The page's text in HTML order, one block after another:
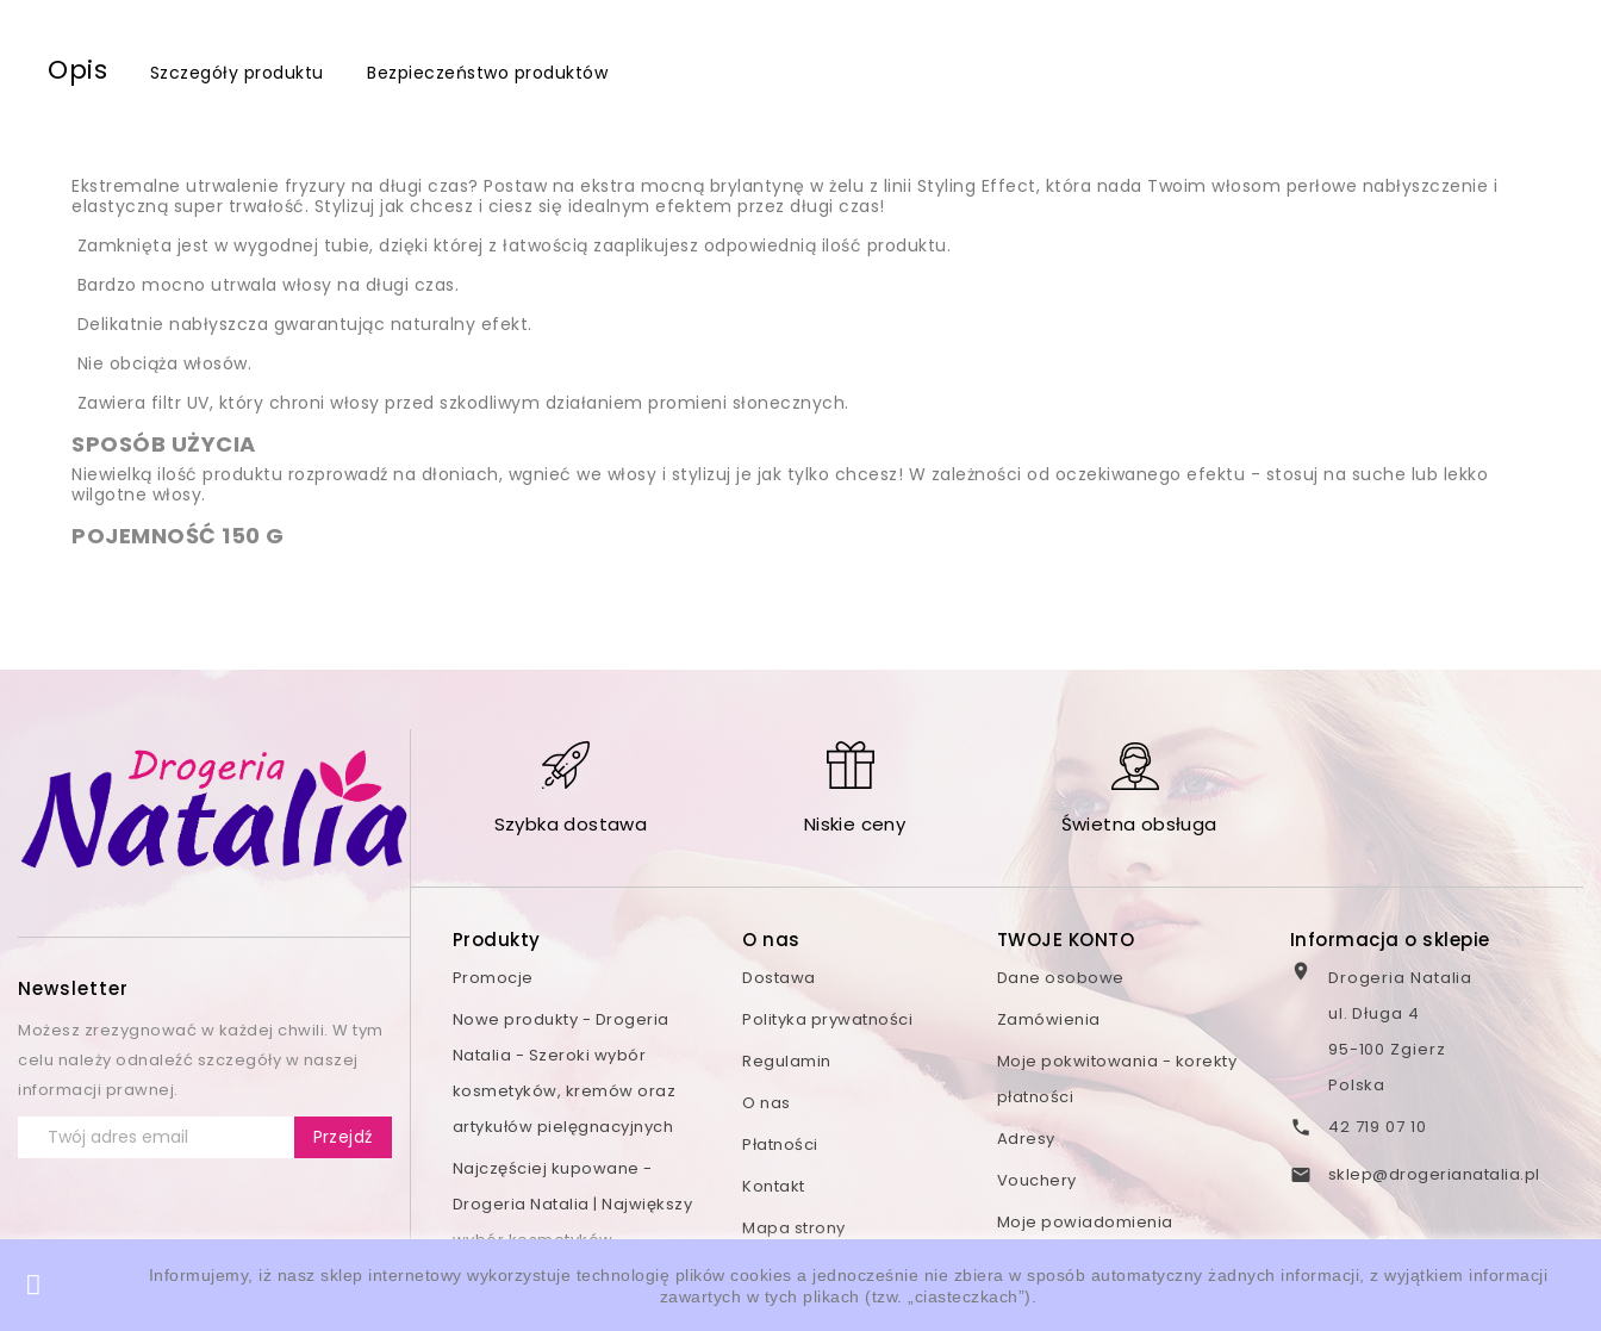
Opis Szczegóły produktu Bezpieczeństwo produktów
Ekstremalne utrwalenie fryzury na długi czas? Postaw na ekstra mocną brylantynę w żelu z linii Styling Effect, która nada Twoim włosom perłowe nabłyszczenie i
elastyczną super trwałość. Stylizuj jak chcesz i ciesz się idealnym efektem przez długi czas!
Zamknięta jest w wygodnej tubie, dzięki której z łatwością zaaplikujesz odpowiednią ilość produktu.
Bardzo mocno utrwala włosy na długi czas.
Delikatnie nabłyszcza gwarantując naturalny efekt.
Nie obciąża włosów.
Zawiera filtr UV, który chroni włosy przed szkodliwym działaniem promieni słonecznych.
SPOSÓB UŻYCIA
Niewielką ilość produktu rozprowadź na dłoniach, wgnieć we włosy i stylizuj je jak tylko chcesz! W zależności od oczekiwanego efektu - stosuj na suche lub lekko
wilgotne włosy.
POJEMNOŚĆ 150 G
Newsletter
Możesz zrezygnować w każdej chwili. W tym
celu należy odnaleźć szczegóły w naszej
informacji prawnej.
Szybka dostawa Niskie ceny Świetna obsługa
Produkty
Promocje
Nowe produkty - Drogeria
Natalia - Szeroki wybór
kosmetyków, kremów oraz
artykułów pielęgnacyjnych
Najczęściej kupowane -
Drogeria Natalia | Największy
wybór kosmetyków
O nas
Dostawa
Polityka prywatności
Regulamin
O nas
Płatności
Kontakt
Mapa strony
Moje konto
TWOJE KONTO
Dane osobowe
Zamówienia
Moje pokwitowania - korekty
płatności
Adresy
Vouchery
Moje powiadomienia
Moje
przesyłki
Informacja o sklepie

Drogeria Natalia
ul. Długa 4
95-100 Zgierz
Polska
 42 719 07 10
 sklep@drogerianatalia.pl
Informujemy, iż nasz sklep internetowy wykorzystuje technologię plików cookies a jednocześnie nie zbiera w sposób automatyczny żadnych informacji, z wyjątkiem informacji
zawartych w tych plikach (tzw. „ciasteczkach”).